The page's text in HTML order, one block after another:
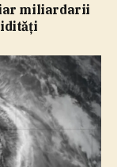
miliardarii